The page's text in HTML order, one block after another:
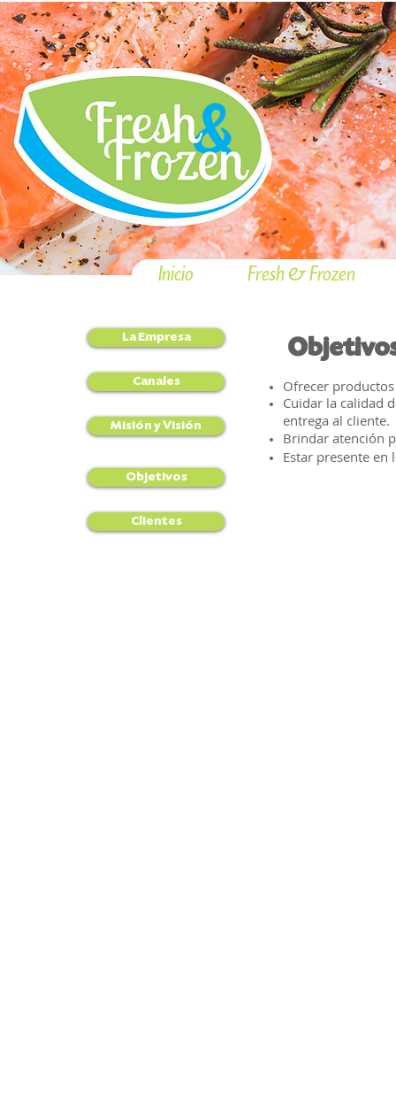
Inicio Fresh & Frozen
La Empresa
Canales
Misión y Visión
Objetivos
Clientes
Ofrecer
Cuidar la calidad
entrega al cliente.
Brindar atención
Estar presente